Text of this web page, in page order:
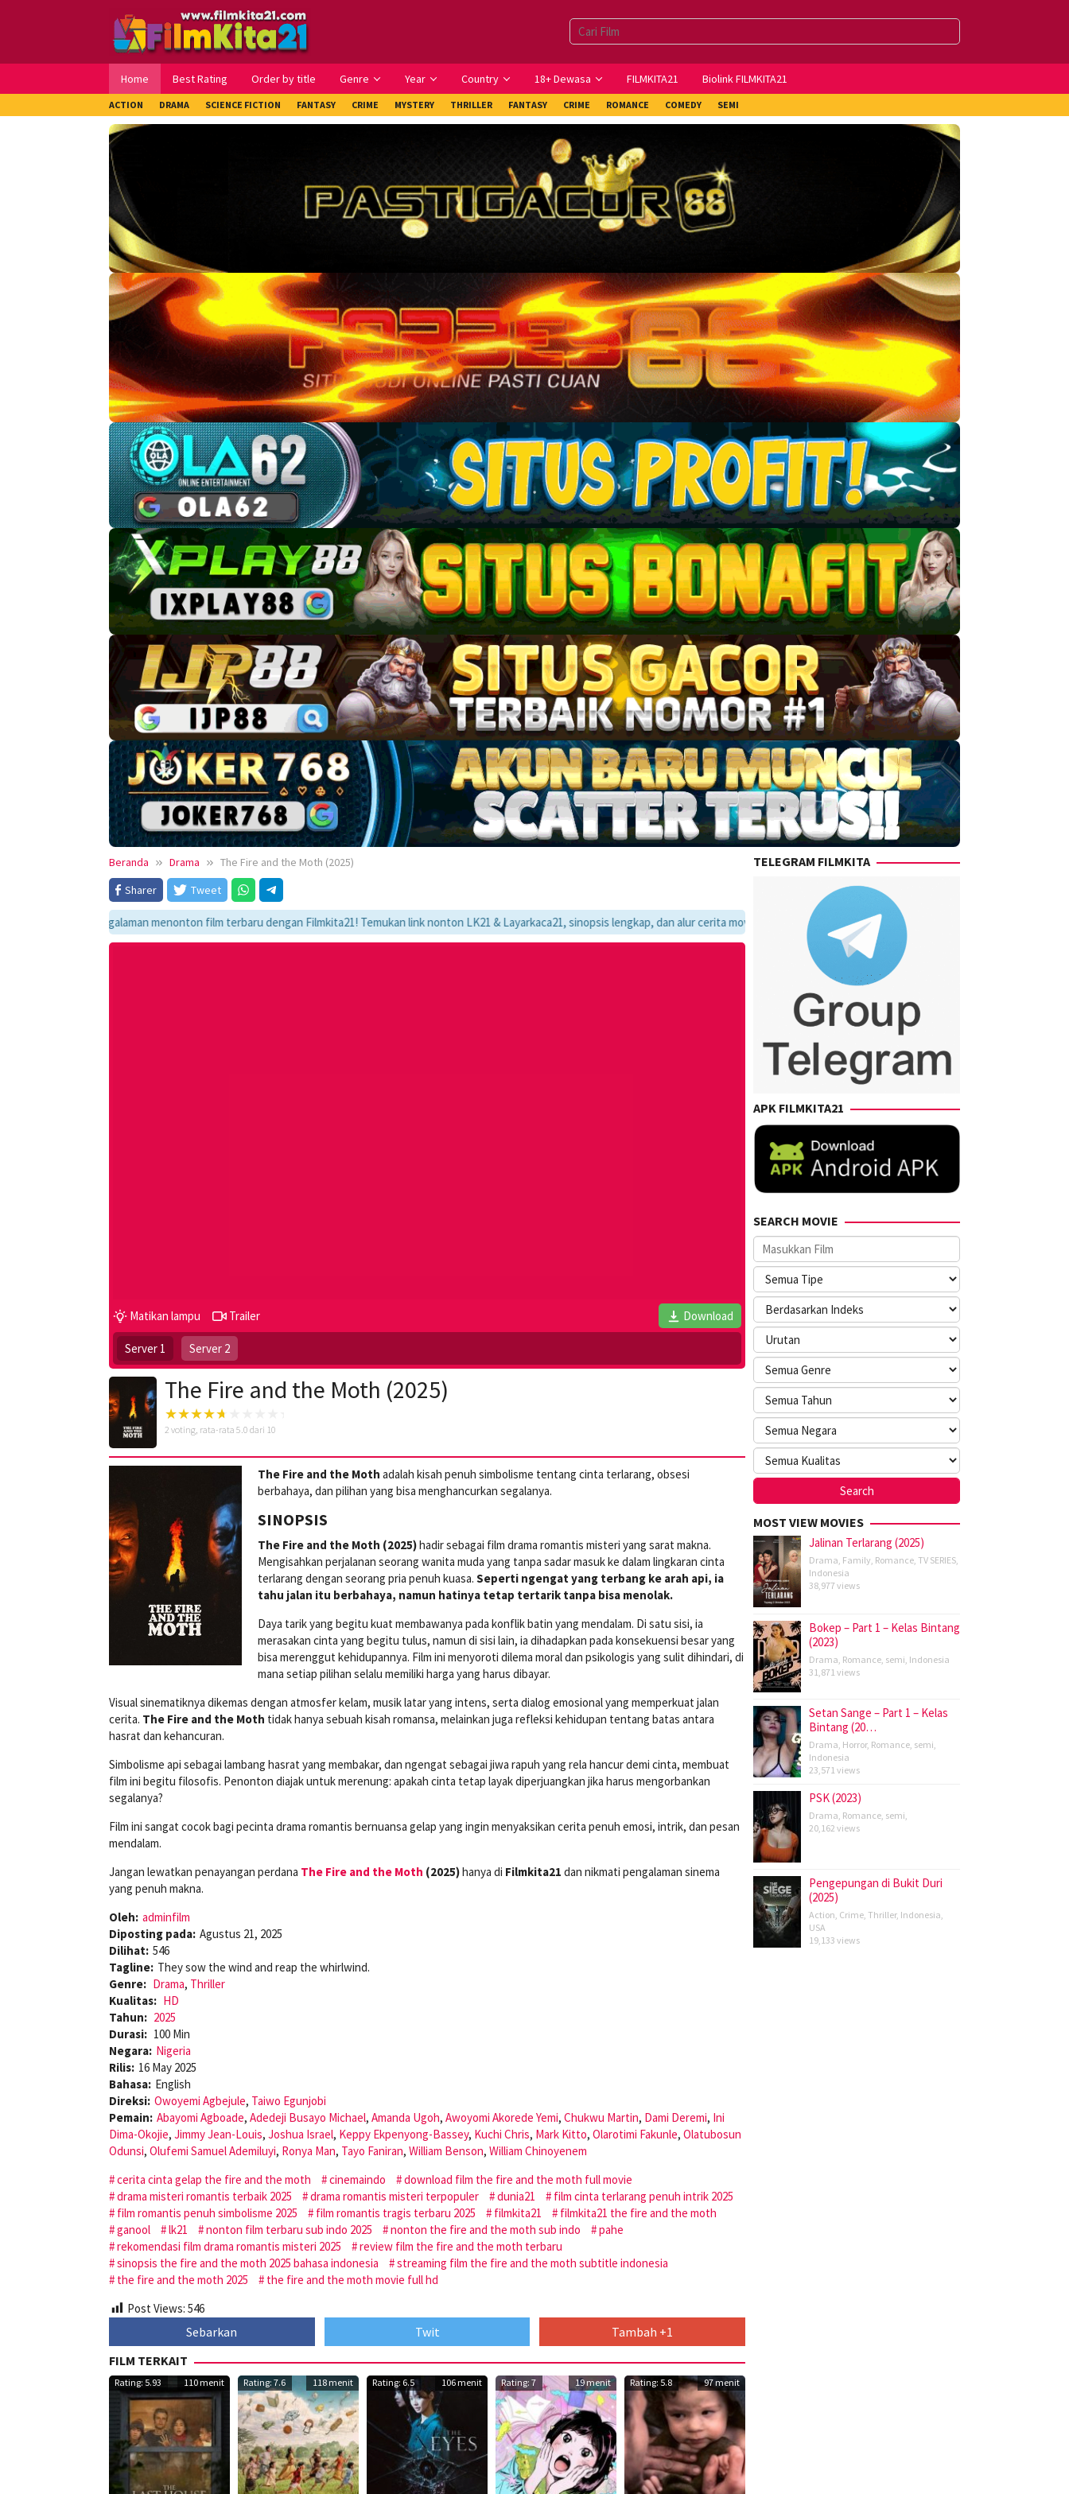
Home Best Rating Order by title Genre Year Country 18+ Dewasa FILMKITA21 Biolink FILMKITA21
ACTION DRAMA SCIENCE FICTION FANTASY CRIME MYSTERY THRILLER FANTASY CRIME ROMANCE COMEDY SEMI
Beranda Drama
The Fire and the Moth (2025)
Sharer
Tweet
pengalaman menonton film terbaru dengan Filmkita21! Temukan link nonton LK21 & Layarkaca21, sinopsis lengkap, dan alur cerita movie favoritmu dalam satu tempat yang praktis dan update setiap hari.
Matikan lampu Trailer Download
Server 1 Server 2
The Fire and the Moth (2025)
2 voting, rata-rata 5.0 dari 10
The Fire and the Moth adalah kisah penuh simbolisme tentang cinta terlarang, obsesi
berbahaya, dan pilihan yang bisa menghancurkan segalanya.
SINOPSIS
The Fire and the Moth (2025)hadir sebagai film drama romantis misteri yang sarat makna.
Mengisahkan perjalanan seorang wanita muda yang tanpa sadar masuk ke dalam lingkaran cinta
terlarang dengan seorang pria penuh kuasa. Seperti ngengat yang terbang ke arah api, ia
tahu jalan itu berbahaya, namun hatinya tetap tertarik tanpa bisa menolak.
Daya tarik yang begitu kuat membawanya pada konflik batin yang mendalam. Di satu sisi, ia
merasakan cinta yang begitu tulus, namun di sisi lain, ia dihadapkan pada konsekuensi besar yang
bisa merenggut kehidupannya. Film ini menyoroti dilema moral dan psikologis yang sulit dihindari, di
mana setiap pilihan selalu memiliki harga yang harus dibayar.
Visual sinematiknya dikemas dengan atmosfer kelam, musik latar yang intens, serta dialog emosional yang memperkuat jalan
cerita. The Fire and the Moth tidak hanya sebuah kisah romansa, melainkan juga refleksi kehidupan tentang batas antara
hasrat dan kehancuran.
Simbolisme api sebagai lambang hasrat yang membakar, dan ngengat sebagai jiwa rapuh yang rela hancur demi cinta, membuat
film ini begitu filosofis. Penonton diajak untuk merenung: apakah cinta tetap layak diperjuangkan jika harus mengorbankan
segalanya?
Film ini sangat cocok bagi pecinta drama romantis bernuansa gelap yang ingin menyaksikan cerita penuh emosi, intrik, dan pesan
mendalam.
Jangan lewatkan penayangan perdana The Fire and the Moth (2025)hanya di Filmkita21 dan nikmati pengalaman sinema
yang penuh makna.
Oleh: adminfilm
Diposting pada: Agustus 21, 2025
Dilihat: 546
Tagline: They sow the wind and reap the whirlwind.
Genre: Drama, Thriller
Kualitas: HD
Tahun: 2025
Durasi: 100 Min
Negara: Nigeria
Rilis: 16 May 2025
Bahasa: English
Direksi: Owoyemi Agbejule, Taiwo Egunjobi
Pemain: Abayomi Agboade, Adedeji Busayo Michael, Amanda Ugoh, Awoyomi Akorede Yemi, Chukwu Martin, Dami Deremi, Ini
Dima-Okojie, Jimmy Jean-Louis, Joshua Israel, Keppy Ekpenyong-Bassey, Kuchi Chris, Mark Kitto, Olarotimi Fakunle, Olatubosun
Odunsi, Olufemi Samuel Ademiluyi, Ronya Man, Tayo Faniran, William Benson, William Chinoyenem
cerita cinta gelap the fire and the moth
cinemaindo
download film the fire and the moth full movie
drama misteri romantis terbaik 2025
drama romantis misteri terpopuler dunia21
film cinta terlarang penuh intrik 2025
film romantis penuh simbolisme 2025
film romantis tragis terbaru 2025 filmkita21
filmkita21 the fire and the moth
ganool
lk21 nonton film terbaru sub indo 2025 nonton the fire and the moth sub indo
pahe
rekomendasi film drama romantis misteri 2025
review film the fire and the moth terbaru
sinopsis the fire and the moth 2025 bahasa indonesia
streaming film the fire and the moth subtitle indonesia
the fire and the moth 2025
the fire and the moth movie full hd
Post Views: 546
Sebarkan Twit
Tambah +1
FILM TERKAIT
Rating: 5.93 110 menit Rating: 7.6 118 menit Rating: 6.5 106 menit Rating: 7 19 menit Rating: 5.8 97 menit
TELEGRAM FILMKITA
APK FILMKITA21
SEARCH MOVIE
MOST VIEW MOVIES
Jalinan Terlarang (2025)
Drama, Family, Romance, TV SERIES,
Indonesia
38,977 views
Bokep – Part 1 – Kelas Bintang
(2023)
Drama, Romance, semi, Indonesia
31,871 views
Setan Sange – Part 1 – Kelas
Bintang (20…
Drama, Horror, Romance, semi,
Indonesia
23,571 views
PSK (2023)
Drama, Romance, semi,
20,162 views
Pengepungan di Bukit Duri
(2025)
Action, Crime, Thriller, Indonesia,
USA
19,133 views